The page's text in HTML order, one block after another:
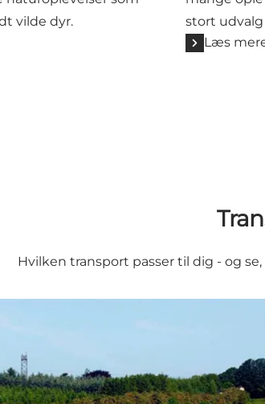
vilde dyr.
stort udvalg
Læs
Hvilken transport passer til dig - og